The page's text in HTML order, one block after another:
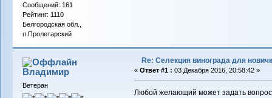
Сообщений: 161
Рейтинг: 1110
Белгородская обл.,
п.Пролетарский
Владимиp
Ветеран
Re: Селекция винограда для
« Ответ #1 : 03 Декабря 2016, 20:58:42 »
Любой желающий может задать